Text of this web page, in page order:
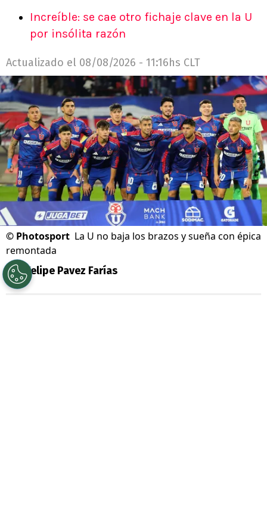
Increíble: se cae otro fichaje clave en la U
por insólita razón
Actualizado el 08/08/2026 - 11:16hs CLT
© Photosport La U no baja los brazos y sueña con épica
remontada
Por Felipe Pavez Farías